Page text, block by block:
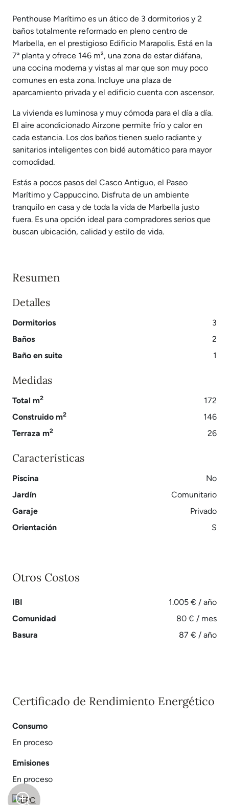
Penthouse Marítimo es un ático de 3 dormitorios y 2
baños totalmente reformado en pleno centro de
Marbella, en el prestigioso Edificio Marapolis. Está en la
7ª planta y ofrece 146 m², una zona de estar diáfana,
una cocina moderna y vistas al mar que son muy poco
comunes en esta zona. Incluye una plaza de
aparcamiento privada y el edificio cuenta con ascensor.
La vivienda es luminosa y muy cómoda para el día a día.
El aire acondicionado Airzone permite frío y calor en
cada estancia. Los dos baños tienen suelo radiante y
sanitarios inteligentes con bidé automático para mayor
comodidad.
Estás a pocos pasos del Casco Antiguo, el Paseo
Marítimo y Cappuccino. Disfruta de un ambiente
tranquilo en casa y de toda la vida de Marbella justo
fuera. Es una opción ideal para compradores serios que
buscan ubicación, calidad y estilo de vida.
Resumen
Detalles
Dormitorios
3
Baños
2
Baño en suite
1
Medidas
Total m2
172
Construido m2
146
Terraza m2 26
Características
Piscina
No
Jardín
Comunitario
Garaje
Privado
Orientación
S
Otros Costos
IBI
1.005 € / año
Comunidad
80 € / mes
Basura
87 € / año
Certificado de Rendimiento Energético
Consumo
En proceso
Emisiones
En proceso